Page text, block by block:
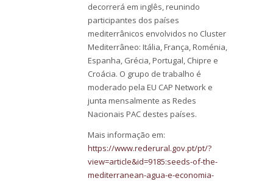
decorrerá em inglês, reunindo
participantes dos países
mediterrânicos envolvidos no Cluster
Mediterrâneo: Itália, França, Roménia,
Espanha, Grécia, Portugal, Chipre e
Croácia. O grupo de trabalho é
moderado pela EU CAP Network e
junta mensalmente as Redes
Nacionais PAC destes países.
Mais informação em:
https://www.rederural.gov.pt/pt/?
view=article&id=9185:seeds-of-the-
mediterranean-agua-e-economia-